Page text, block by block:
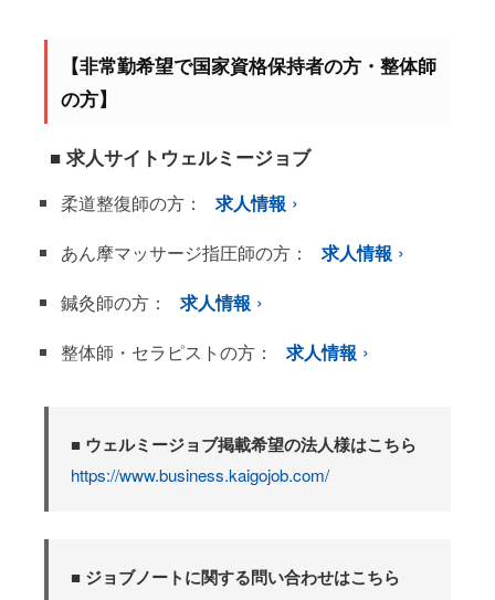
【非常勤希望で国家資格保持者の方・整体師
の方】
■ 求人サイトウェルミージョブ
柔道整復師の方：
求人情報
あん摩マッサージ指圧師の方：
求人情報
鍼灸師の方：
求人情報
整体師・セラピストの方：
求人情報
■ ウェルミージョブ掲載希望の法人様はこちら
https://www.business.kaigojob.com/
■ ジョブノートに関する問い合わせはこちら